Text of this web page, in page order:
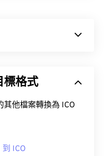
位出版。然而，由於
放顯示圖標所需的圖
開啟、編輯並建立
標格式
檔案轉換為 ICO
到 ICO